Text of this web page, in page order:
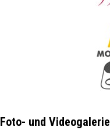
Foto- und Videogalerie